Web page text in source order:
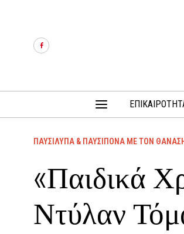
ΠΑΥΣΙΛΥΠΑ & ΠΑΥΣΙΠΟΝΑ ΜΕ ΤΟΝ
«Παιδικά
Ντύλαν